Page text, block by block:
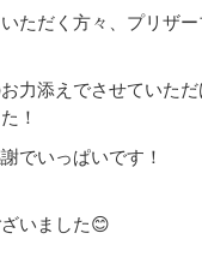
ただく方々、プリザー
力添えでさせていた
！
でいっぱいです！
いました😊